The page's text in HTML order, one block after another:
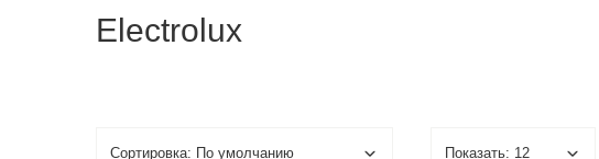
Electrolux